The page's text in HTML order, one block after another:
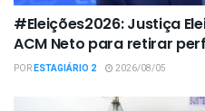
#Eleições2026: Justiça
ACM Neto para retirar
PORESTAGIÁRIO 2 2026/08/05